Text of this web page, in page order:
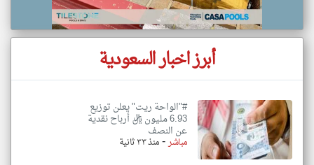
أبرز اخبار السعودية
#"الواحة ريت" يعلن توزيع
6.93 مليون ريال أرباح نقدية
عن النصف
مباشر-منذ ٣٣ ثانية